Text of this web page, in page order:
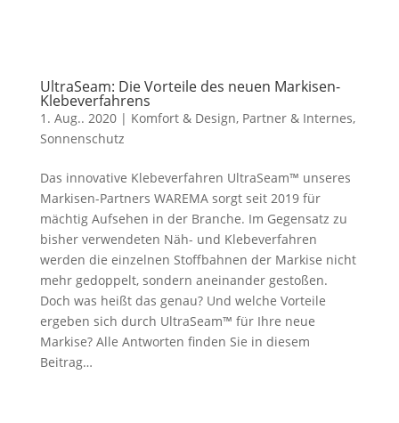
UltraSeam: Die Vorteile des neuen Markisen-
Klebeverfahrens
1. Aug.. 2020| Komfort & Design, Partner & Internes,
Sonnenschutz
Das innovative Klebeverfahren UltraSeam™ unseres
Markisen-Partners WAREMA sorgt seit 2019 für
mächtig Aufsehen in der Branche. Im Gegensatz zu
bisher verwendeten Näh- und Klebeverfahren
werden die einzelnen Stoffbahnen der Markise nicht
mehr gedoppelt, sondern aneinander gestoßen.
Doch was heißt das genau? Und welche Vorteile
ergeben sich durch UltraSeam™ für Ihre neue
Markise? Alle Antworten finden Sie in diesem
Beitrag…